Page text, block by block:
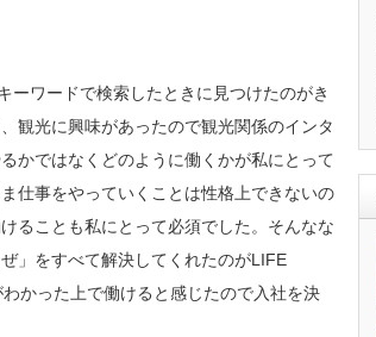
ーワードで検索したときに見つけたのがき
観光に興味があったので観光関係のインタ
かではなくどのように働くかが私にとって
仕事をやっていくことは性格上できないの
ることも私にとって必須でした。そんなな
」をすべて解決してくれたのがLIFE
かった上で働けると感じたので入社を決